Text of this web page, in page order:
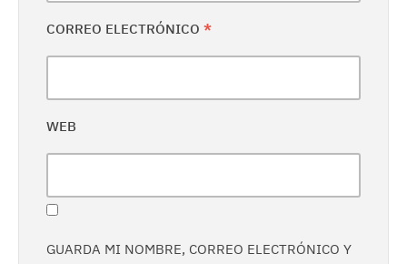
CORREO ELECTRÓNICO *
WEB
GUARDA MI NOMBRE, CORREO ELECTRÓNICO Y